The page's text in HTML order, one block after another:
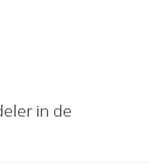
in de